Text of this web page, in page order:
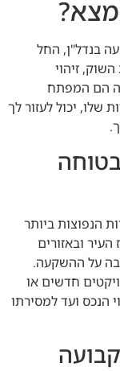
בנדל"ן, החל
זיהוי
הם המפתח
שלו, יכול לעזור לך
הנפוצות ביותר
ובאזורים
על ההשקעה.
חדשים או
הנכס ועד למסירתו